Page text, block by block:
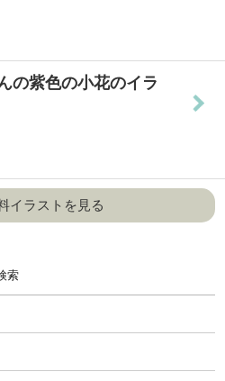
の紫色の小花のイラ
イラストを見る
索